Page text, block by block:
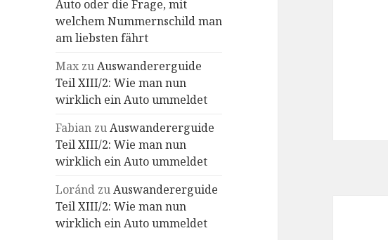
Auto oder die Frage, mit
welchem Nummernschild man
am liebsten fährt
Max zuAuswandererguide
Teil XIII/2: Wie man nun
wirklich ein Auto ummeldet
Fabian zuAuswandererguide
Teil XIII/2: Wie man nun
wirklich ein Auto ummeldet
Loránd zuAuswandererguide
Teil XIII/2: Wie man nun
wirklich ein Auto ummeldet